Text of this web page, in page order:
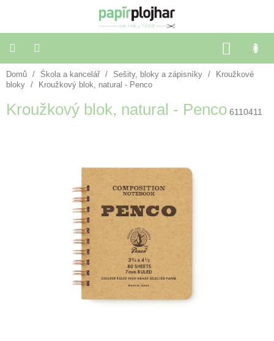
KOŠÍK
Balení
dárků
Dekorace
Domů / Škola a kancelář / Sešity, bloky a zápisníky /
Kroužkové
bloky
/ Kroužkový blok, natural - Penco
Kroužkový blok, natural - Penco 6110411